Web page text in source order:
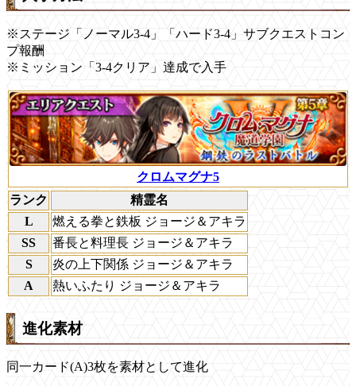
※ステージ「ノーマル3-4」「ハード3-4」サブクエストコン
プ報酬
※ミッション「3-4クリア」達成で入手
クロムマグナ5
ランク
精霊名
L
燃える拳と鉄板 ジョージ＆アキラ
SS
番長と料理長 ジョージ＆アキラ
S
炎の上下関係 ジョージ＆アキラ
A
熱いふたり ジョージ＆アキラ
進化素材
同一カード(A)3枚を素材として進化